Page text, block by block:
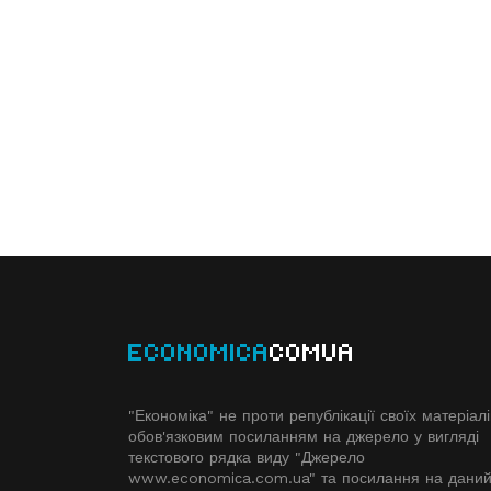
ECONOMICACOMUA
"Економіка" не проти републікації своїх
обов'язковим посиланням на джерело у вигляді
текстового рядка виду "Джерело
www.economiсa.com.ua" та посилання на даний